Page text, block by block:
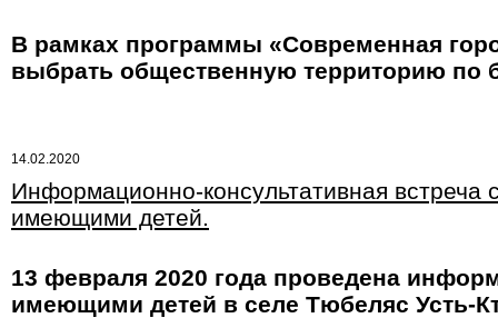
В рамках программы «Современная
выбрать общественную территорию по
14.02.2020
Информационно-консультативная встреча
имеющими детей.
13 февраля 2020 года проведена
имеющими детей в селе Тюбеляс Усть-